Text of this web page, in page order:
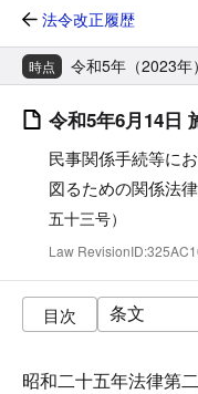
法令改正履歴
時点 令和5年（2023年
令和5年6月14日
民事関係手続等に
図るための関係法
五十三号）
Law
目次
昭和二十五年法律第